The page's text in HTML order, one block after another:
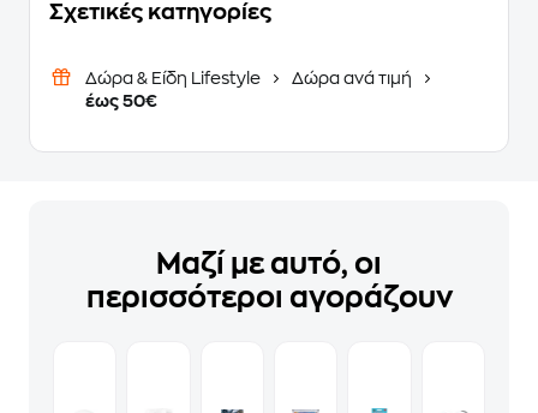
Σχετικές κατηγορίες
Δώρα & Είδη Lifestyle
Δώρα ανά τιμή
έως 50€
Μαζί με αυτό, οι
περισσότεροι αγοράζουν